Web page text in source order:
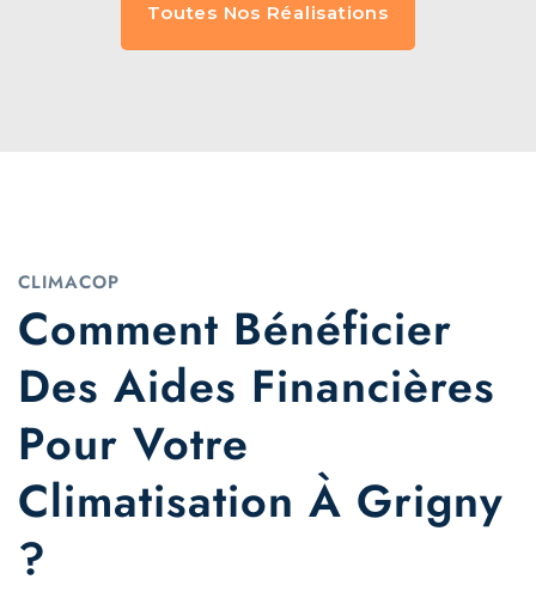
Toutes Nos Réalisations
CLIMACOP
Comment Bénéficier
Des Aides Financières
Pour Votre
Climatisation À Grigny
?